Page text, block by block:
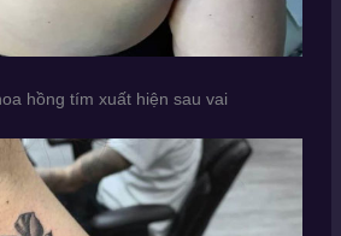
hồng tím xuất hiện sau vai